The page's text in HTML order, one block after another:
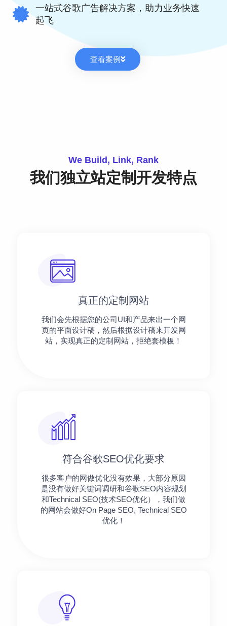
一站式谷歌广告解决方案，助力业务快速
起飞
查看案例
We Build, Link, Rank
我们独立站定制开发特点
真正的定制网站
我们会先根据您的公司UI和产品来出一个网
页的平面设计稿，然后根据设计稿来开发网
站，实现真正的定制网站，拒绝套模板！
符合谷歌SEO优化要求
很多客户的网做优化没有效果，大部分原因
是没有做好关键词调研和谷歌SEO内容规划
和Technical SEO(技术SEO优化），我们做
的网站会做好On Page SEO, Technical SEO
优化！